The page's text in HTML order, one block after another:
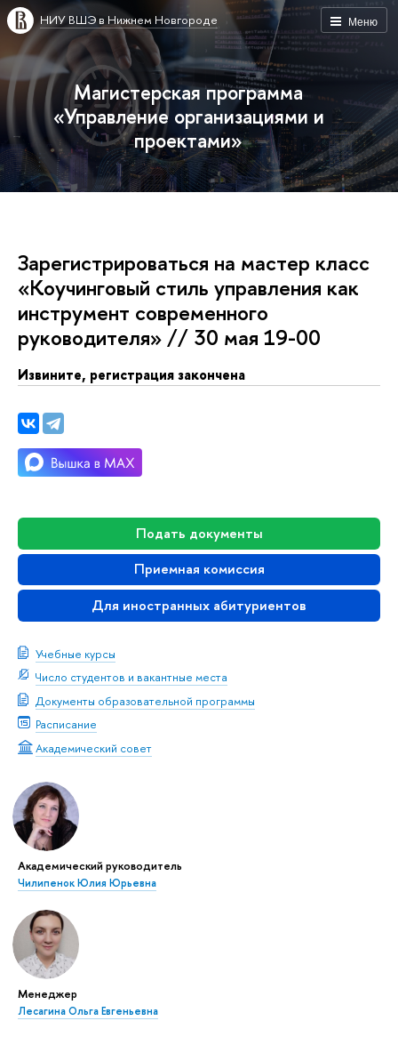
Меню
НИУ ВШЭ в Нижнем Новгороде
Магистерская программа
«Управление организациями и
проектами»
Подать документы
Приемная комиссия
Для иностранных абитуриенто
Учебные курсы
Число студентов и вакантные места
Документы образовательной программы
Расписание
Академический совет
Академический руководитель
Чилипенок Юлия Юрьевна
Менеджер
Лесагина Ольга Евгеньевна
Зарегистрироваться на мастер класс
«Коучинговый стиль управления как
инструмент современного
руководителя» // 30 мая 19-00
Извините, регистрация закончена